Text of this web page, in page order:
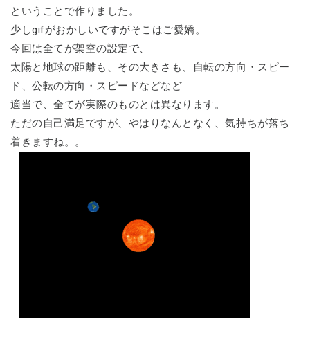
ということで作りました。
少しgifがおかしいですがそこはご愛嬌。
今回は全てが架空の設定で、
太陽と地球の距離も、その大きさも、自転の方向・スピー
ド、公転の方向・スピードなどなど
適当で、全てが実際のものとは異なります。
ただの自己満足ですが、やはりなんとなく、気持ちが落ち
着きますね。。